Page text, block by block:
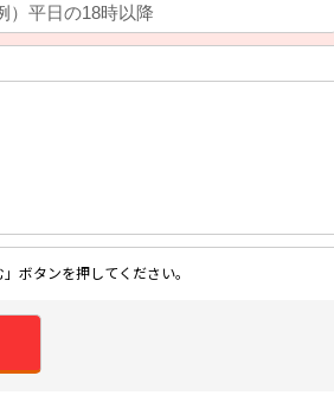
ボタンを押してください。